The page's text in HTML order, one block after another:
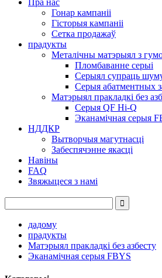
Пра нас
Гонар кампаніі
Гісторыя кампаніі
Сетка продажаў
прадукты
Металічны матэрыял з
Пломбаванне серыі
Серыял супраць
Серыя абатментных
Матэрыял пракладкі без
Серыя QF Hi-Q
Эканамічная серыя
НДДКР
Вытворчыя магутнасці
Забеспячэнне якасці
Навіны
FAQ
Звяжыцеся з намі
дадому
прадукты
Матэрыял пракладкі без азбесту
Эканамічная серыя FBYS